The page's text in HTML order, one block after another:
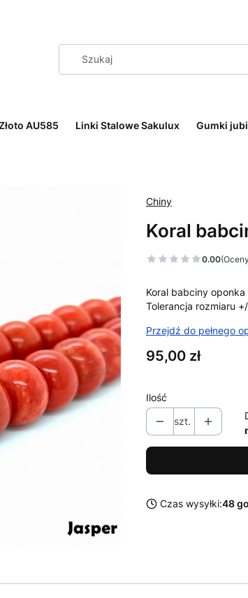
AU585 Linki Stalowe Sakulux Gumki
Chiny
Koral
0.00
Koral babciny
Tolerancja rozmiaru
Przejdź do pełnego
Cena
95,00 zł
Ilość
szt.
Czas wysyłki:48